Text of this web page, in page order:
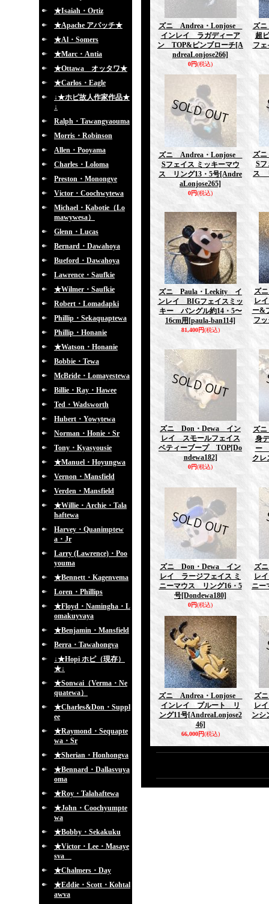
★Isaiah・Ortiz
★Apache アパッチ★
★Al・Somers
★Marc・Antia
★Ottawa オッタワ★
★Carlos・Eagle
↓★ホピ故人作家作品★
↓
Ralph・Tawangyaouma
Morris・Robinson
Allen・Pooyama
Charles・Loloma
Preston・Monongye
Victor・Coochwytewa
Michael・Kabotie（Lo
mawywesa）
Glenn・Lucas
Bernard・Dawahoya
Bueford・Dawahoya
Lawrence・Saufkie
★Wilmer・Saufkie
Robert・Lomadapki
Phillip・Sekaquaptewa
Phillip・Honanie
★Watson・Honanie
Bobbie・Tewa
McBride・Lomayestewa
Billie・Ray・Hawee
Ted・Wadsworth
Hubert・Yowytewa
Norman・Honie・Sr
Tony・Kyasyousie
★Manuel・Hoyungwa
Vernon・Mansfield
Verden・Mansfield
★Willie・Archie・Tala
haftewa
Harvey・Quanimptew
a・Jr
Larry (Lawrence)・Poo
youma
★Bennett・Kagenvema
Loren・Phillips
★Floyd・Namingha・L
omakuyvaya
★Benjamin・Mansfield
Berra・Tawahongva
↓★Hopi ホピ（現存）
★↓
★Sonwai（Verma・Ne
quatewa）
★Charles&Don・Suppl
ee
★Raymond・Sequapte
wa・Sr
★Sherian・Honhongva
★Bennard・Dallasvuya
oma
★Roy・Talahaftewa
★John・Coochyumpte
wa
★Bobby・Sekakuku
★Victor・Lee・Masaye
sva
★Chalmers・Day
★Eddie・Scott・Kohtal
awva
ズニ Andrea・Lonjose
インレイ ラガディーア
ン TOP&ピンブローチ[A
ndreaLonjose266]
0円(税込)
ズ
超
フ
ズニ Andrea・Lonjose
Sフェイス ミッキーマウ
ス リング13・5号[Andre
aLonjose265]
0円(税込)
ズ
S
ス
ズニ Paula・Leekity イ
ンレイ BIGフェイスミッ
キー バングル約14・5〜
16cm用 [paula-ban114]
81,400円(税込)
ズ
レ
ー&
フ
ズニ Don・Dewa イン
レイ スモールフェイス
ベティーブープ TOP[Do
ndewa182]
0円(税込)
ズ
身
ー
クレ
ズニ Don・Dewa イン
レイ ラージフェイス ミ
ニーマウス リング16・5
号[Dondewa180]
0円(税込)
ズ
レ
ニ
ズニ Andrea・Lonjose
インレイ プルート リ
ング11号[AndreaLonjose2
46]
66,000円(税込)
ズ
レ
ンシ